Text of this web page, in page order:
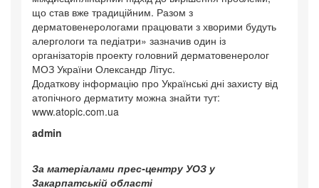
що став вже традиційним. Разом з
дерматовенерологами працювати з хворими будуть
алергологи та педіатри» зазначив один із
організаторів проекту головний дерматовенеролог
МОЗ України Олександр Літус.
Додаткову інформацію про Українські дні захисту від
атопічного дерматиту можна знайти тут:
www.atopic.com.ua
admin
За матеріалами прес-центру УОЗ у
Закарпатській області